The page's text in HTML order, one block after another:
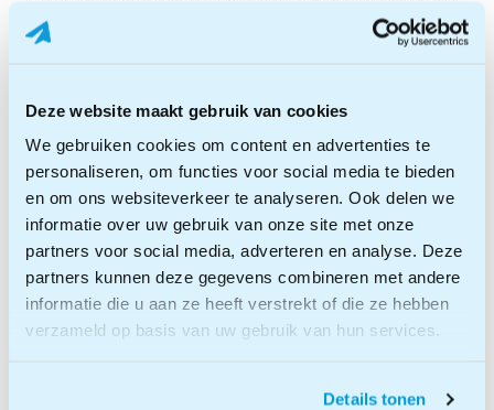
Deze website maakt gebruik van cookies
We gebruiken cookies om content en advertenties te
personaliseren, om functies voor social media te bieden
en om ons websiteverkeer te analyseren. Ook delen we
informatie over uw gebruik van onze site met onze
partners voor social media, adverteren en analyse. Deze
partners kunnen deze gegevens combineren met andere
informatie die u aan ze heeft verstrekt of die ze hebben
verzameld op basis van uw gebruik van hun services.
Details tonen
procent. Als je bestaande klanten een fysieke brief
stuurt, loopt dat responspercentage zelfs op tot negen
heeft voor je klanten.
Dat fysieke mail een goed idee is, betekent niet dat het
ingewikkeld hoeft te zijn.Via postbode.nu stuur je je
mailing net zo makkelijk als een e-mail.
Upload je bestand, kies het adres en wij doen de rest.
Dat betekent; geen gedoe met etiketten, drukkerijen of
zelfs het zelf postzegels plakken. Het is met een paar
klikken geregeld.